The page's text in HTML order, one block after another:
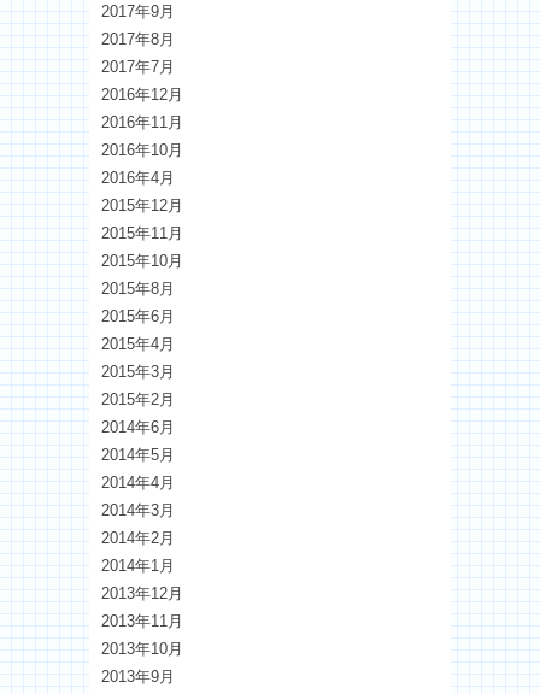
2017年9月
2017年8月
2017年7月
2016年12月
2016年11月
2016年10月
2016年4月
2015年12月
2015年11月
2015年10月
2015年8月
2015年6月
2015年4月
2015年3月
2015年2月
2014年6月
2014年5月
2014年4月
2014年3月
2014年2月
2014年1月
2013年12月
2013年11月
2013年10月
2013年9月